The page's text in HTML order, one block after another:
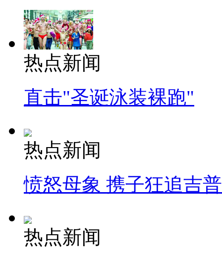
热点新闻
直击"圣诞泳装裸跑"
热点新闻
愤怒母象 携子狂追吉
热点新闻